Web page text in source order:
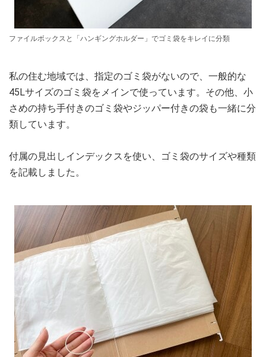
ファイルボックスと「ハンギングホルダー」でゴミ袋をキレイに分類
私の住む地域では、指定のゴミ袋がないので、一般的な
45Ⅼサイズのゴミ袋をメインで使っています。その他、小
さめの持ち手付きのゴミ袋やジッパー付きの袋も一緒に分
類しています。
付属の見出しインデックスを使い、ゴミ袋のサイズや種類
を記載しました。